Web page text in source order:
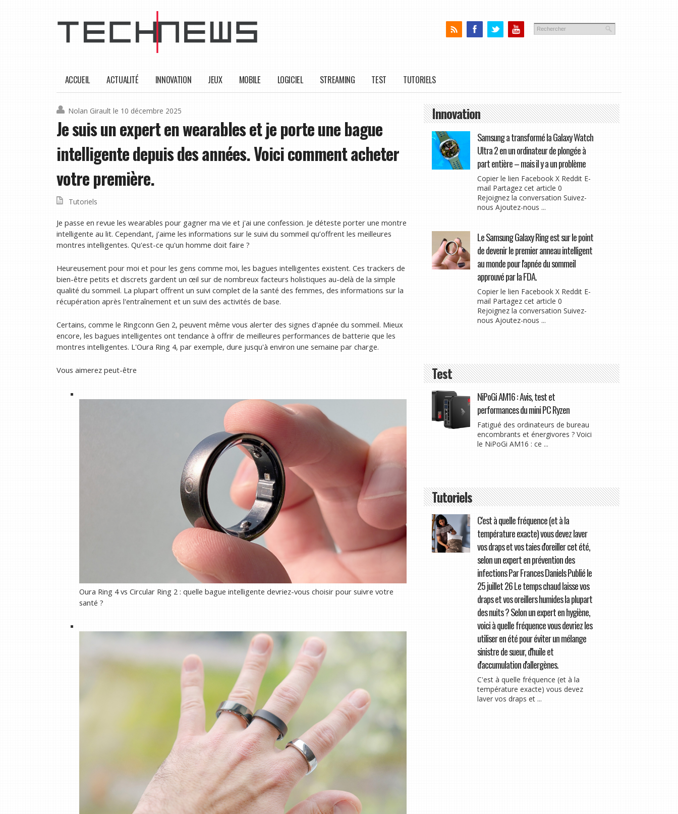
ACCUEIL ACTUALITÉ INNOVATION JEUX MOBILE LOGICIEL STREAMING TEST TUTORIELS
Nolan Girault le 10 décembre 2025
Je suis un expert en wearables et je porte une bague
intelligente depuis des années. Voici comment acheter
votre première.
Tutoriels
Je passe en revue les wearables pour gagner ma vie et j'ai une confession. Je déteste porter une montre
intelligente au lit. Cependant, j’aime les informations sur le suivi du sommeil qu’offrent les meilleures
montres intelligentes. Qu'est-ce qu'un homme doit faire ?
Heureusement pour moi et pour les gens comme moi, les bagues intelligentes existent. Ces trackers de
bien-être petits et discrets gardent un œil sur de nombreux facteurs holistiques au-delà de la simple
qualité du sommeil. La plupart offrent un suivi complet de la santé des femmes, des informations sur la
récupération après l'entraînement et un suivi des activités de base.
Certains, comme le Ringconn Gen 2, peuvent même vous alerter des signes d'apnée du sommeil. Mieux
encore, les bagues intelligentes ont tendance à offrir de meilleures performances de batterie que les
montres intelligentes. L'Oura Ring 4, par exemple, dure jusqu'à environ une semaine par charge.
Vous aimerez peut-être
Oura Ring 4 vs Circular Ring 2 : quelle bague intelligente devriez-vous choisir pour suivre votre
santé ?
Innovation
Samsung a transformé la Galaxy Watch
Ultra 2 en un ordinateur de plongée à
part entière – mais il y a un problème
Copier le lien Facebook X Reddit E-
mail Partagez cet article 0
Rejoignez la conversation Suivez-
nous Ajoutez-nous ...
Le Samsung Galaxy Ring est sur le point
de devenir le premier anneau intelligent
au monde pour l'apnée du sommeil
approuvé par la FDA.
Copier le lien Facebook X Reddit E-
mail Partagez cet article 0
Rejoignez la conversation Suivez-
nous Ajoutez-nous ...
Test
NiPoGi AM16 : Avis, test et
performances du mini PC Ryzen
Fatigué des ordinateurs de bureau
encombrants et énergivores ? Voici
le NiPoGi AM16 : ce ...
Tutoriels
C'est à quelle fréquence (et à la
température exacte) vous devez laver
vos draps et vos taies d'oreiller cet été,
selon un expert en prévention des
infections Par Frances Daniels Publié le
25 juillet 26 Le temps chaud laisse vos
draps et vos oreillers humides la plupart
des nuits ? Selon un expert en hygiène,
voici à quelle fréquence vous devriez les
utiliser en été pour éviter un mélange
sinistre de sueur, d'huile et
d'accumulation d'allergènes.
C'est à quelle fréquence (et à la
température exacte) vous devez
laver vos draps et ...